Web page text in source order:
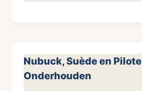
Nubuck, Suède en
Onderhouden